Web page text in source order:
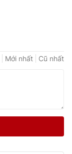
Mới nhất Cũ nhất